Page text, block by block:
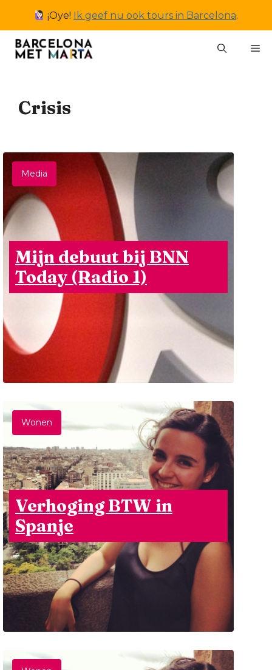
inhoud
¡Oye! Ik geef nu ook tours in Barcelona.
Crisis
Media
Mijn debuut bij BNN
Today (Radio 1)
Wonen
Verhoging BTW in
Spanje